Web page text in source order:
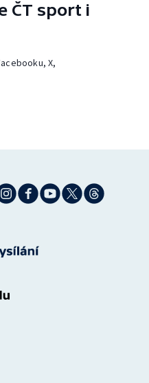
ČT sport i
X,